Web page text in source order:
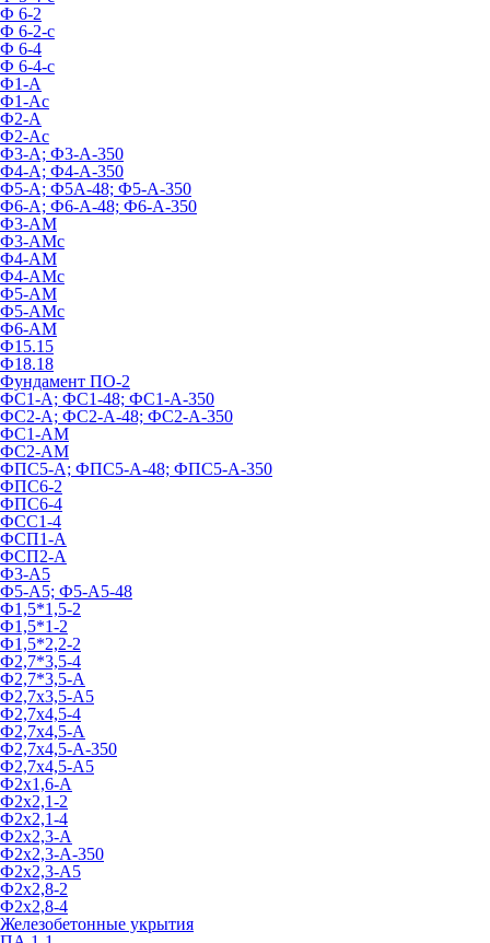
Ф 6-2
Ф 6-2-с
Ф 6-4
Ф 6-4-с
Ф1-А
Ф1-Ас
Ф2-А
Ф2-Ас
Ф3-А; Ф3-А-350
Ф4-А; Ф4-А-350
Ф5-А; Ф5А-48; Ф5-А-350
Ф6-А; Ф6-А-48; Ф6-А-350
Ф3-АМ
Ф3-АМс
Ф4-АМ
Ф4-АМс
Ф5-АМ
Ф5-АМс
Ф6-АМ
Ф15.15
Ф18.18
Фундамент ПО‑2
ФС1-А; ФС1-48; ФС1-А-350
ФС2-А; ФС2-А-48; ФС2-А-350
ФС1-АМ
ФС2-АМ
ФПС5-А; ФПС5-А-48; ФПС5-А-350
ФПС6-2
ФПС6-4
ФСС1-4
ФСП1-А
ФСП2-А
Ф3-А5
Ф5-А5; Ф5-А5-48
Ф1,5*1,5-2
Ф1,5*1-2
Ф1,5*2,2-2
Ф2,7*3,5-4
Ф2,7*3,5-А
Ф2,7х3,5-А5
Ф2,7х4,5-4
Ф2,7х4,5-А
Ф2,7х4,5-А-350
Ф2,7х4,5-А5
Ф2х1,6-А
Ф2х2,1-2
Ф2х2,1-4
Ф2х2,3-А
Ф2х2,3-А-350
Ф2х2,3-А5
Ф2х2,8-2
Ф2х2,8-4
Железобетонные укрытия